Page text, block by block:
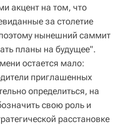
акцент на том, что
за столетие
нынешний саммит
планы на будущее".
остается мало:
приглашенных
определиться, на
свою роль и
расстановке